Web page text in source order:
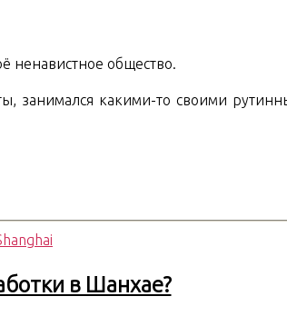
Chronicles.
ненавистное общество.
занимался какими-то своими
Рубрики
в Шанхае?